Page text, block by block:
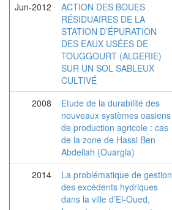
Jun-2012
ACTION DES BOUES
RÉSIDUAIRES DE LA
STATION D’ÉPURATION
DES EAUX USÉES DE
TOUGGOURT (ALGERIE)
SUR UN SOL SABLEUX
CULTIVÉ
2008
Etude de la durabilité des
nouveaux systèmes oasiens
de production agricole : cas
de la zone de Hassi Ben
Abdellah (Ouargla)
2014
La problématique de gestion
des excédents hydriques
dans la ville d’El-Oued,